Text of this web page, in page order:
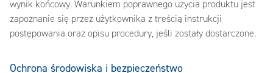
wynik końcowy. Warunkiem poprawnego użycia produktu jest
zapoznanie się przez użytkownika z treścią instrukcji
postępowania oraz opisu procedury, jeśli zostały dostarczone.
Ochrona środowiska i bezpieczeństwo